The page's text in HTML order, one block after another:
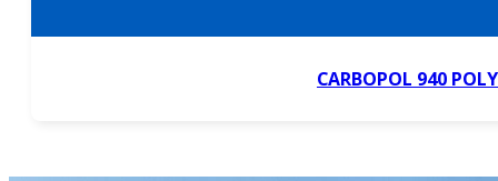
CARBOPOL 940